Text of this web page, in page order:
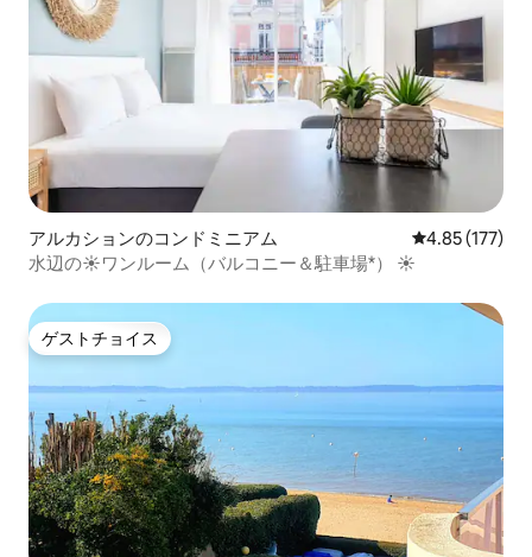
アルカションのコンドミニアム レビュー177
4.85 (177)
水辺の☀️ワンルーム（バルコニー＆駐車場*） ☀️
ゲストチョイス
ゲストチョイス